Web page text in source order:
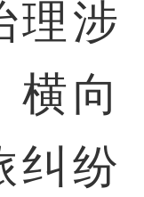
理涉
横向
纠纷